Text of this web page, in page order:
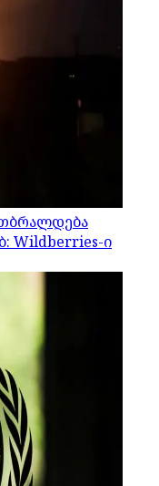
Wildberries-ი